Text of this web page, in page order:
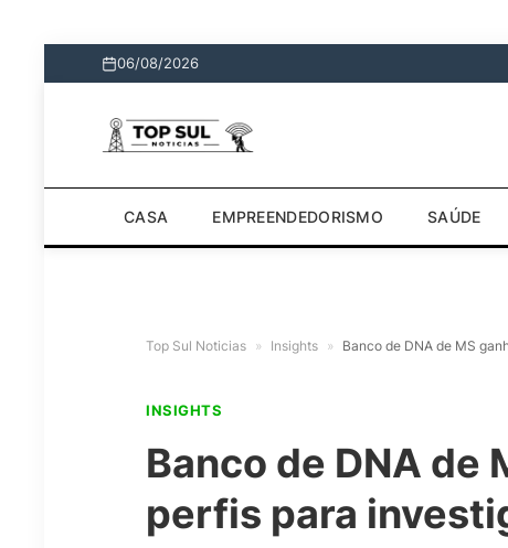
06/08/2026
CASA EMPREENDEDORISMO SAÚDE
Top Sul Noticias » Insights » Banco de DNA de MS
INSIGHTS
Banco de DNA de
perfis para